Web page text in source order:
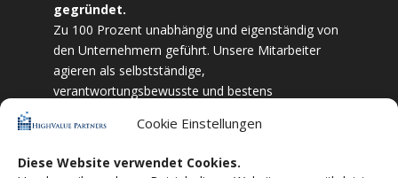
Cookie Einstellungen
Diese Website verwendet Cookies.
gegründet.
Zu 100 Prozent unabhängig und eigenständig von
den Unternehmern geführt. Unsere Mitarbeiter
agieren als selbstständige,
verantwortungsbewusste und bestens
und Zielstrebigkeit sind wir bestrebt das